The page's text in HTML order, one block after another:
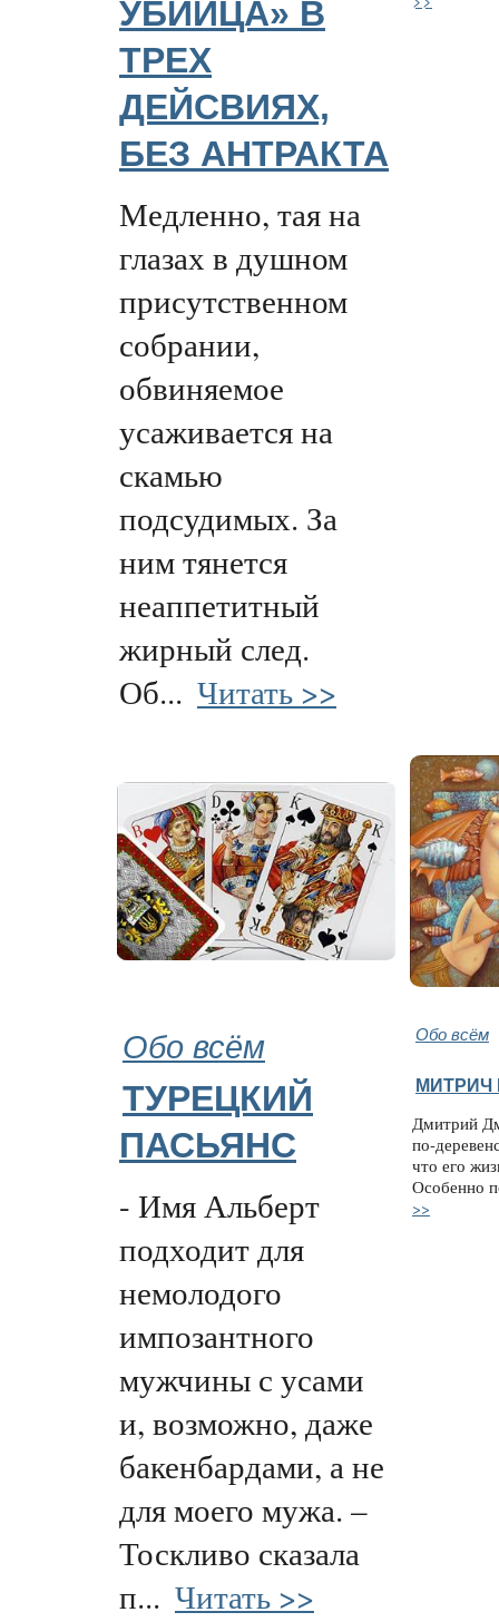
УБИЙЦА» В
ТРЕХ
ДЕЙСВИЯХ,
БЕЗ АНТРАКТА
Медленно, тая на
глазах в душном
присутственном
собрании,
обвиняемое
усаживается на
скамью
подсудимых. За
ним тянется
неаппетитный
жирный след.
Об... Читать >>
Обо всём Обо всём
ТУРЕЦКИЙ
ПАСЬЯНС
- Имя Альберт
подходит для
немолодого
импозантного
мужчины с усами
и, возможно, даже
бакенбардами, а не
для моего мужа. –
Тоскливо сказала
п... Читать >>
МИТРИЧ
Дмитрий
по-
что его
Особенно
>>